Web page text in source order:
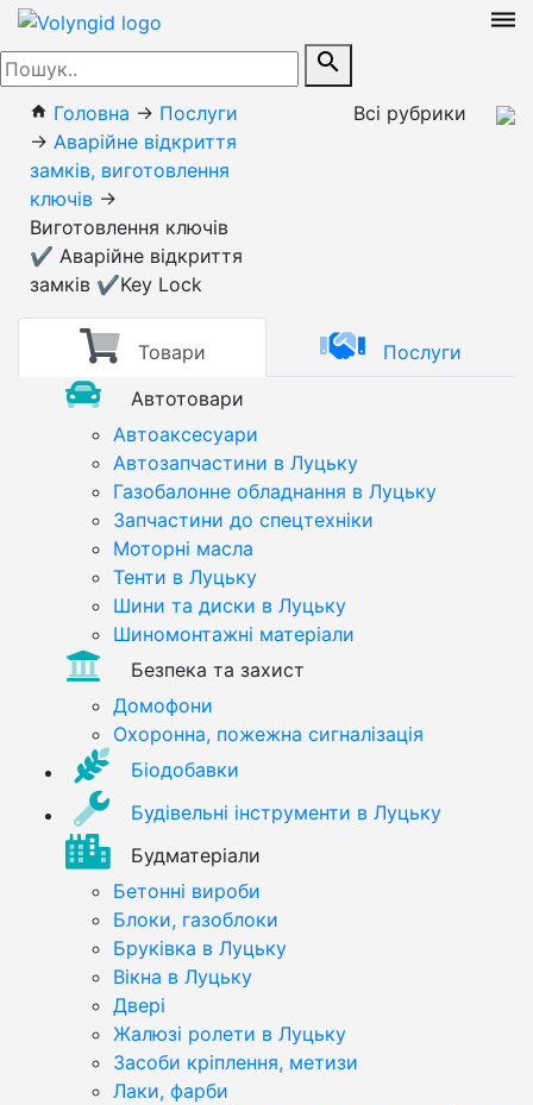
dehaze
search
home Головна → Послуги
→ Аварійне відкриття
замків, виготовлення
ключів →
Виготовлення ключів
✔️ Аварійне відкриття
замків ✔️Key Lock
Всі рубрики
Товари
Послуги
Автотовари
Автоаксесуари
Автозапчастини в Луцьку
Газобалонне обладнання в Луцьку
Запчастини до спецтехніки
Моторні масла
Тенти в Луцьку
Шини та диски в Луцьку
Шиномонтажні матеріали
Безпека та захист
Домофони
Охоронна, пожежна сигналізація
Біодобавки
Будівельні інструменти в Луцьку
Будматеріали
Бетонні вироби
Блоки, газоблоки
Бруківка в Луцьку
Вікна в Луцьку
Двері
Жалюзі ролети в Луцьку
Засоби кріплення, метизи
Лаки, фарби